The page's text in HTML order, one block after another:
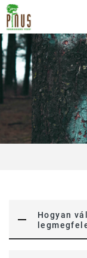
Skip
to
content
Pinus
Hogyan